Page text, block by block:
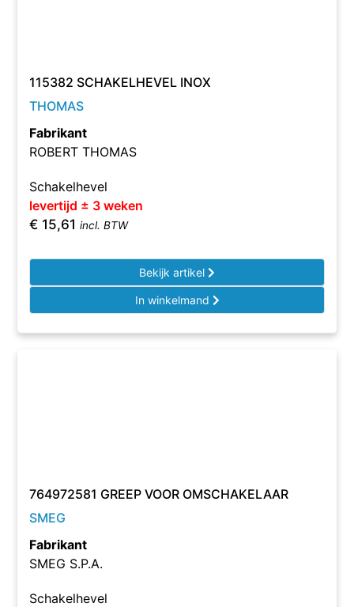
115382 SCHAKELHEVEL INOX
THOMAS
Fabrikant
ROBERT THOMAS
Schakelhevel
levertijd ± 3 weken
€ 15,61 incl. BTW
Bekijk artikel
In winkelmand
764972581 GREEP VOOR OMSCHAKELAAR
SMEG
Fabrikant
SMEG S.P.A.
Schakelhevel